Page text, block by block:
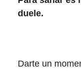
duele.
Darte un